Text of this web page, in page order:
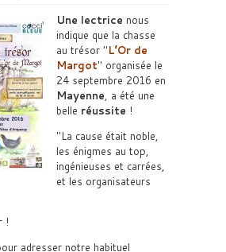
Une lectrice nous
indique que la chasse
au trésor
L’Or de
Margot
organisée le
24 septembre 2016 en
Mayenne, a été une
belle réussite !
La cause était noble,
les énigmes au top,
ingénieuses et carrées,
et les organisateurs
!
adresser notre habituel